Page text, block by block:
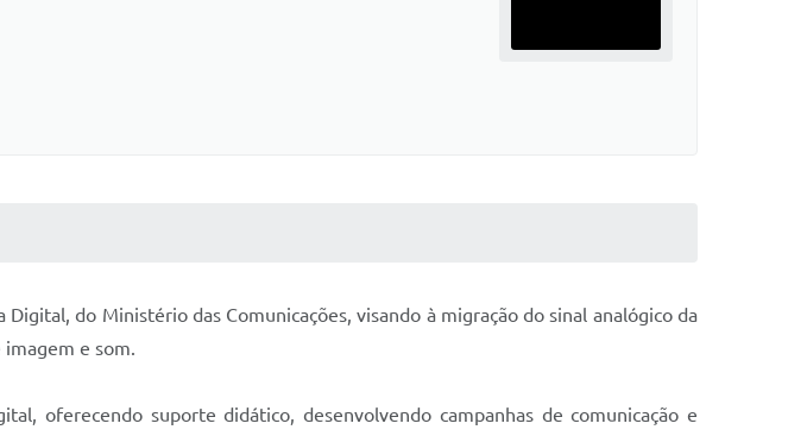
do Ministério das Comunicações, visando à migração do sinal analógico da
e som.
oferecendo suporte didático, desenvolvendo campanhas de comunicação e